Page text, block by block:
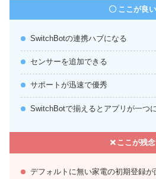
ここが良い
SwitchBotの連携ハブになる
センサーを追加できる
サポートが迅速で優秀
SwitchBotで揃えるとアプリが一つ
ここが残念
デフォルトに無い家電の初期登録が